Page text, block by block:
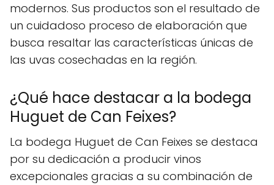
modernos. Sus productos son el resultado de
un cuidadoso proceso de elaboración que
busca resaltar las características únicas de
las uvas cosechadas en la región.
¿Qué hace destacar a la bodega
Huguet de Can Feixes?
La bodega Huguet de Can Feixes se destaca
por su dedicación a producir vinos
excepcionales gracias a su combinación de